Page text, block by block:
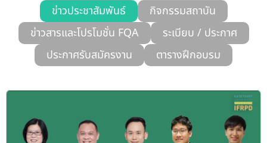
บุคลากรสถาบัน
รับข้อร้องเรียนและข้อเสนอแนะ
ระบบสารสนเทศ (ใน)
ติดต่อเรา
สายตรงผู้บริหาร
ข่าวประชาสัมพันธ์
กิจกรรมสถาบัน
ข่าวสารและโปรโมชั่น FQA
ระเบียบ / ประกาศ
ประกาศรับสมัครงาน
ตารางฝึกอบรม